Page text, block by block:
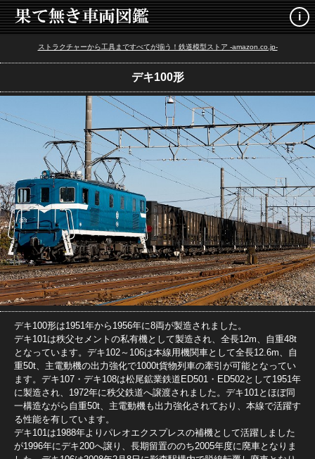
i
ストラクチャーから工具まですべてが揃う！鉄道模型ストア -amazon.co.jp-
デキ100形
デキ100形は1951年から1956年に8両が製造されました。
デキ101は秩父セメントの私有機として製造され、全長12m、自重48t
となっています。デキ102～106は本線用機関車として全長12.6m、自
重50t、主電動機の出力強化で1000t貨物列車の牽引が可能となってい
ます。デキ107・デキ108は松尾鉱業鉄道ED501・ED502として1951年
に製造され、1972年に秩父鉄道へ譲渡されました。デキ101とほぼ同
一構造ながら自重50t、主電動機も出力強化されており、本線で活躍す
る性能を有しています。
デキ101は1988年よりパレオエクスプレスの補機として活躍しました
が1996年にデキ200へ譲り、長期留置ののち2005年度に廃車となりま